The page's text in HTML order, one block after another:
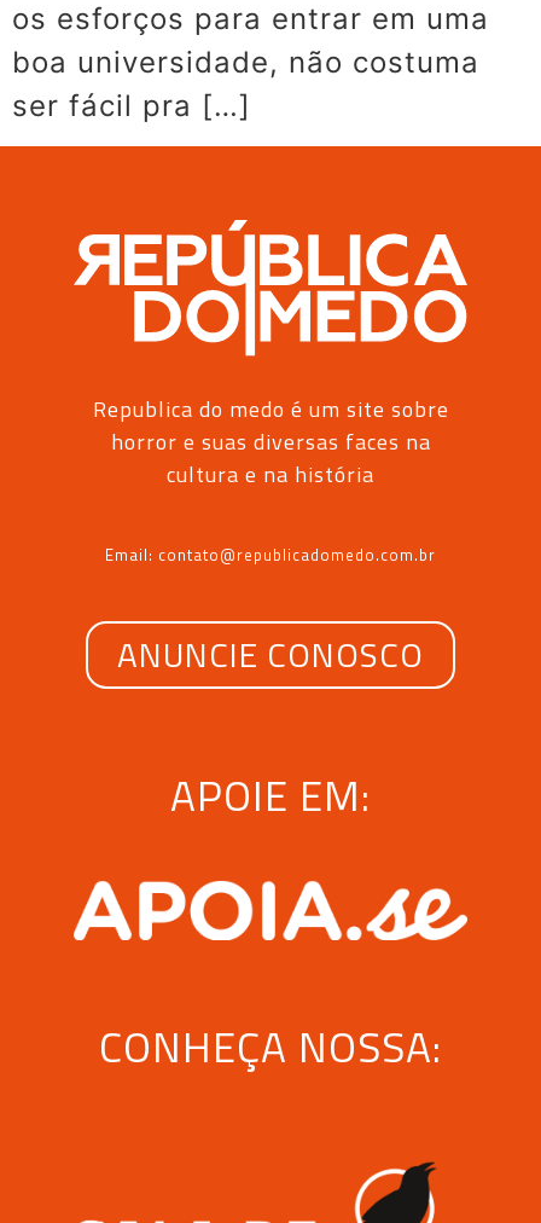
os esforços para entrar em uma
boa universidade, não costuma
ser fácil pra […]
Republica do medo é um site sobre
horror e suas diversas faces na
cultura e na história
Email: contato@republicadomedo.com.br
ANUNCIE CONOSCO
APOIE EM:
CONHEÇA NOSSA: